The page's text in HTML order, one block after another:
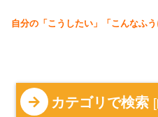
自分の「こうしたい」「こんなふ
カテゴリで検索 [